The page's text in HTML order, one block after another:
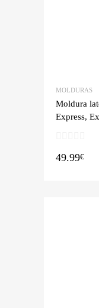
MOLDURAS
Moldura
Express,
49.99€